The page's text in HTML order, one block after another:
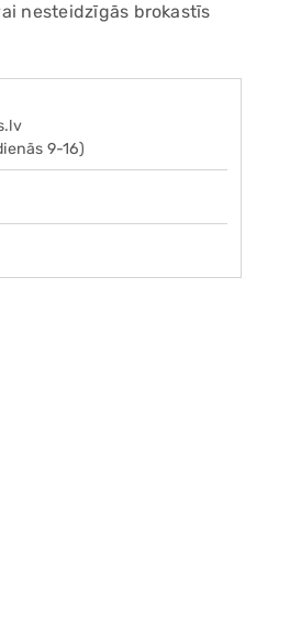
nesteidzīgās brokastīs
9-16)